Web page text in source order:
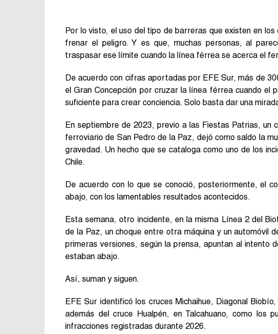
Por lo visto, el uso del tipo de barreras que existen en
frenar el peligro. Y es que, muchas personas, al
traspasar ese límite cuando la línea férrea se acerca el
De acuerdo con cifras aportadas por EFE Sur, más de
el Gran Concepción por cruzar la línea férrea cuando el
suficiente para crear conciencia. Solo basta dar una
En septiembre de 2023, previo a las Fiestas Patrias, un
ferroviario de San Pedro de la Paz, dejó como saldo la
gravedad. Un hecho que se cataloga como uno de los
Chile.
De acuerdo con lo que se conoció, posteriormente, el
abajo, con los lamentables resultados acontecidos.
Esta semana, otro incidente, en la misma Línea 2 del
de la Paz, un choque entre otra máquina y un automóvil
primeras versiones, según la prensa, apuntan al intento
estaban abajo.
Así, suman y siguen.
EFE Sur identificó los cruces Michaihue, Diagonal
además del cruce Hualpén, en Talcahuano, como los
infracciones registradas durante 2026.